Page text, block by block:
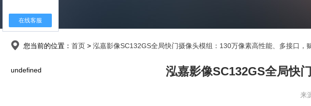
您当前的位置： 首页 > 泓嘉影像SC132GS全局快门摄像头模组：130万像素高性能、多接口，
undefined 泓嘉影像SC132GS全局快
来
在线客服